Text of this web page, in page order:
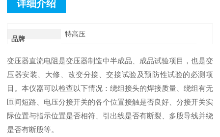
详细介绍
品牌
特高压
变压器直流电阻是变压器制造中半成品、成品试验项目，也是变
压器安装、大修、改变分接、交接试验及预防性试验的必测项
目。本仪器可以检查以下情况：绕组接头的焊接质量、绕组有无
匝间短路、电压分接开关的各个位置接触是否良好、分接开关实
际位置与指示位置是否相符、引出线是否有断裂、多股导线并绕
是否有断股等。